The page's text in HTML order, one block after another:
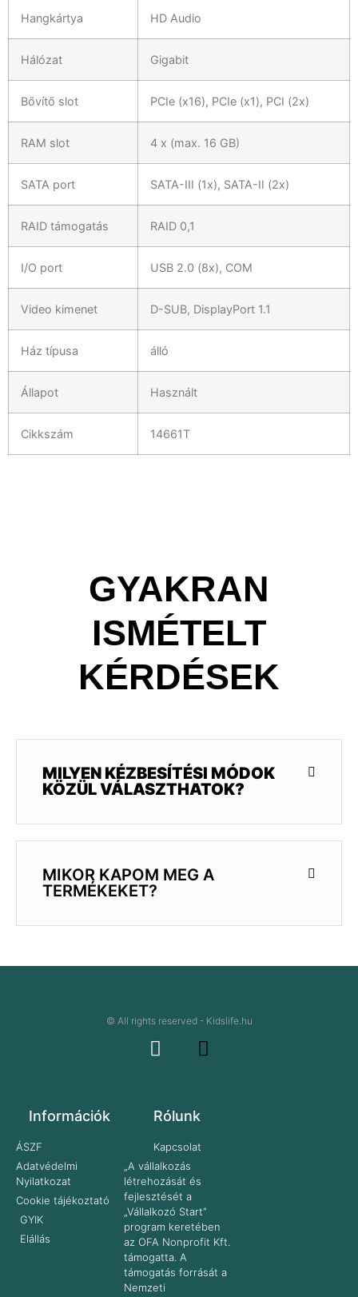
Hangkártya HD Audio
Hálózat Gigabit
Bővítő slot PCIe (x16), PCIe (x1), PCI (2x)
RAM slot 4 x (max. 16 GB)
SATA port SATA-III (1x), SATA-II (2x)
RAID támogatás RAID 0,1
I/O port USB 2.0 (8x), COM
Video kimenet D-SUB, DisplayPort 1.1
Ház típusa álló
Állapot Használt
Cikkszám 14661T
GYAKRAN
ISMÉTELT
KÉRDÉSEK
MILYEN KÉZBESÍTÉSI MÓDOK
KÖZÜL VÁLASZTHATOK?
MIKOR KAPOM MEG A
TERMÉKEKET?
© All rights reserved - Kidslife.hu
Információk
ÁSZF
Adatvédelmi
Nyilatkozat
Cookie tájékoztató
GYIK
Elállás
Rólunk
Kapcsolat
„A vállalkozás
létrehozását és
fejlesztését a
„Vállalkozó Start”
program keretében
az OFA Nonprofit Kft.
támogatta. A
támogatás forrását a
Nemzeti